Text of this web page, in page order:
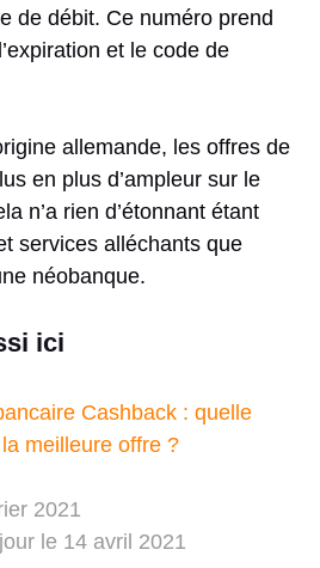
de débit. Ce numéro prend
et le code de
allemande, les offres de
en plus d’ampleur sur le
n’a rien d’étonnant étant
services alléchants que
néobanque.
ici
Cashback : quelle
meilleure offre ?
2021
le 14 avril 2021